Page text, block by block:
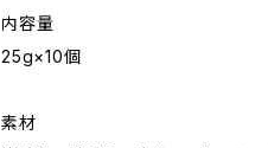
内容量
25g×10個
素材